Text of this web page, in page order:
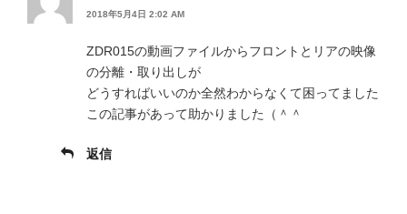
2018年5月4日 2:02 AM
ZDR015の動画ファイルからフロントとリアの映像
の分離・取り出しが
どうすればいいのか全然わからなくて困ってました
この記事があって助かりました（＾＾
返信